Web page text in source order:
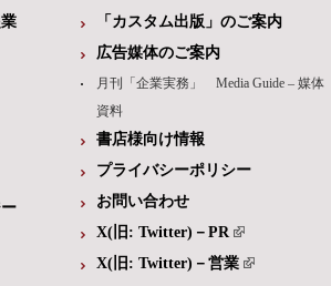
「カスタム出版」のご案内
広告媒体のご案内
月刊「企業実務」 Media Guide – 媒体
資料
書店様向け情報
プライバシーポリシー
お問い合わせ
X(旧: Twitter)－PR
X(旧: Twitter)－営業